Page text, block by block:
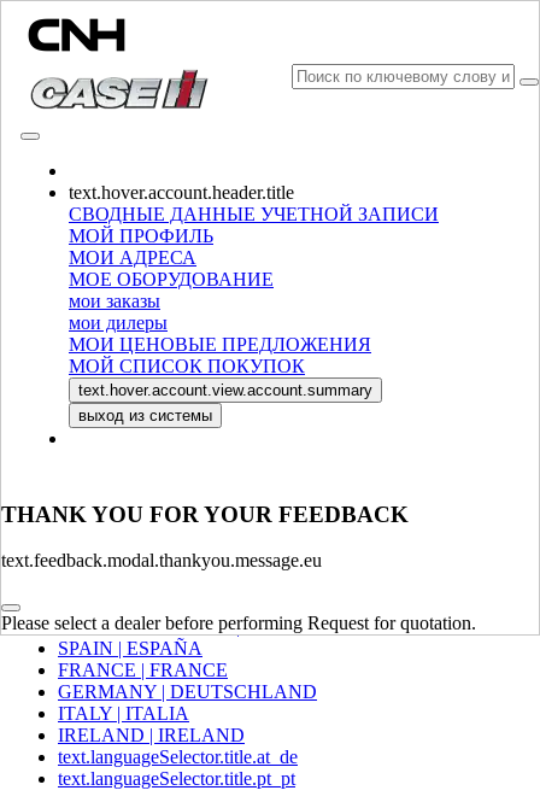
text.hover.account.header.title
СВОДНЫЕ ДАННЫЕ УЧЕТНОЙ ЗАПИСИ
МОЙ ПРОФИЛЬ
МОИ АДРЕСА
МОЕ ОБОРУДОВАНИЕ
мои заказы
мои дилеры
МОИ ЦЕНОВЫЕ ПРЕДЛОЖЕНИЯ
МОЙ СПИСОК ПОКУПОК
text.hover.account.view.account.summary
выход из системы
THANK YOU FOR YOUR FEEDBACK
text.feedback.modal.thankyou.message.eu
Please select a dealer before performing Request for quotation.
CONSULT CATALOGUES
ВЫБРАТЬ РЫНОК И ЯЗЫК
North America
CANADA (French)
UNITED KINGDOM | UNITED KINGDOM
SPAIN | ESPAÑA
FRANCE | FRANCE
GERMANY | DEUTSCHLAND
ITALY | ITALIA
IRELAND | IRELAND
text.languageSelector.title.at_de
text.languageSelector.title.pt_pt